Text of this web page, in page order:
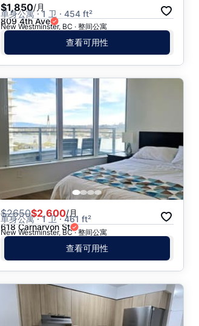
$1,850/月
单身公寓 · 1 卫 · 454 ft²
809 4th Ave
New Westminster, BC · 整间公寓
查看可用性
$2650$2,600/月
单身公寓 · 1 卫 · 461 ft²
618 Carnarvon St
New Westminster, BC · 整间公寓
查看可用性